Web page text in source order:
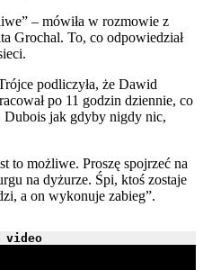
– mówiła w rozmowie z
Grochal. To, co odpowiedział
podliczyła, że Dawid
po 11 godzin dziennie, co
Dubois jak gdyby nigdy nic,
to możliwe. Proszę spojrzeć na
na dyżurze. Śpi, ktoś zostaje
a on wykonuje zabieg”.
video